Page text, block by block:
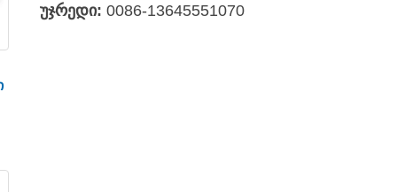
ამრეკლავი ლინზები, დაზოგავს
არ საჭიროებს მიკროსქემის
უჯრედი: 0086-13645551070